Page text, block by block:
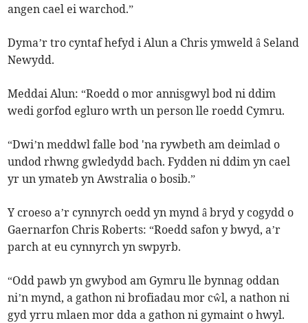
angen cael ei warchod.”
Dyma’r tro cyntaf hefyd i Alun a Chris ymweld â Seland
Newydd.
Meddai Alun: “Roedd o mor annisgwyl bod ni ddim
wedi gorfod egluro wrth un person lle roedd Cymru.
“Dwi’n meddwl falle bod 'na rywbeth am deimlad o
undod rhwng gwledydd bach. Fydden ni ddim yn cael
yr un ymateb yn Awstralia o bosib.”
Y croeso a’r cynnyrch oedd yn mynd â bryd y cogydd o
Gaernarfon Chris Roberts: “Roedd safon y bwyd, a’r
parch at eu cynnyrch yn swpyrb.
“Odd pawb yn gwybod am Gymru lle bynnag oddan
ni’n mynd, a gathon ni brofiadau mor cŵl, a nathon ni
gyd yrru mlaen mor dda a gathon ni gymaint o hwyl.